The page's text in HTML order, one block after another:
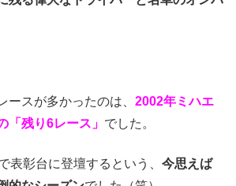
ースが多かったのは、 2002年ミハエ
「残り6レース」 でした。
表彰台に登壇するという、 今思えば